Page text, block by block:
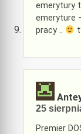
emerytury
emeryture
pracy ..
25
Premier